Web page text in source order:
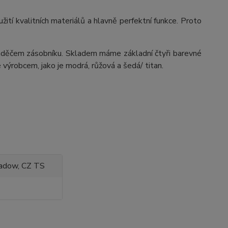
kvalitních materiálů a hlavně perfektní funkce. Proto
zásobníku. Skladem máme základní čtyři barevné
jako je modrá, růžová a šedá/ titan.
CZ TS